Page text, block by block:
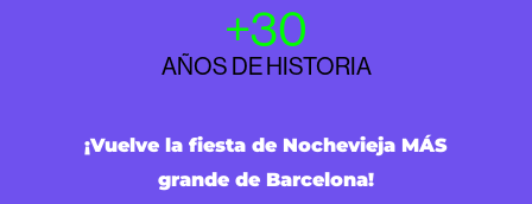
+30
AÑOS DE HISTORIA
¡Vuelve la fiesta de Nochevieja MÁS
grande de Barcelona!